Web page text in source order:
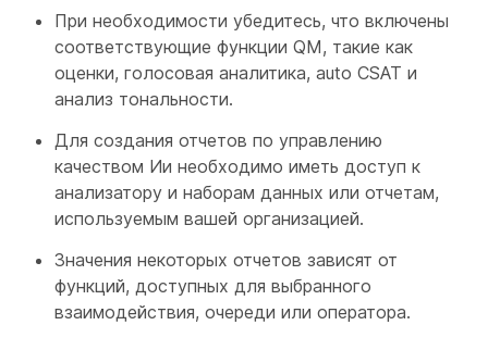
При необходимости убедитесь, что включены
соответствующие функции QM, такие как
оценки, голосовая аналитика, auto CSAT и
анализ тональности.
Для создания отчетов по управлению
качеством Ии необходимо иметь доступ к
анализатору и наборам данных или отчетам,
используемым вашей организацией.
Значения некоторых отчетов зависят от
функций, доступных для выбранного
взаимодействия, очереди или оператора.